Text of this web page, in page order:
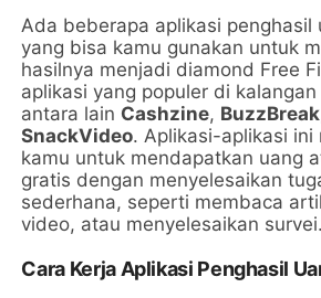
Ada beberapa aplikasi penghasil
yang bisa kamu gunakan untuk
hasilnya menjadi diamond Free
aplikasi yang populer di
antara lain Cashzine, BuzzBreak
SnackVideo. Aplikasi-aplikasi ini
kamu untuk mendapatkan uang
gratis dengan menyelesaikan
sederhana, seperti membaca
video, atau menyelesaikan survei.
Cara Kerja Aplikasi Penghasil